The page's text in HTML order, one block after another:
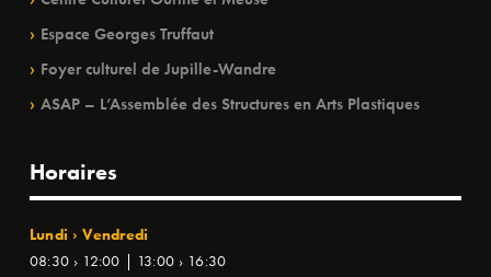
Espace Georges Truffaut
Foyer culturel de Jupille-Wandre
ASAP – L’Assemblée des Structures en Arts Plastiques
Horaires
Lundi › Vendredi
08:30 › 12:00 | 13:00 › 16:30